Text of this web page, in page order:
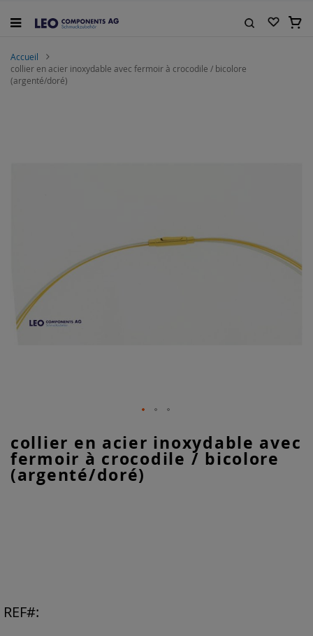
au
Mon
Accueil
collier en acier inoxydable avec fermoir à crocodile / bicolore
(argenté/doré)
collier en acier inoxydable avec
fermoir à crocodile / bicolore
(argenté/doré)
REF
to
the
beginning
of